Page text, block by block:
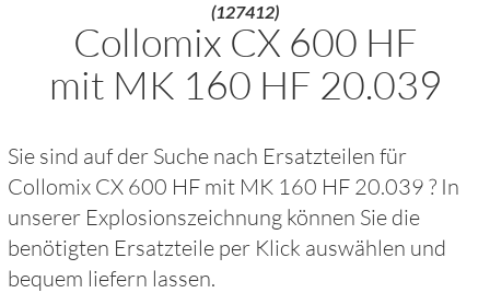
(127412)
Collomix CX 600 HF
mit MK 160 HF 20.039
Sie sind auf der Suche nach Ersatzteilen für
Collomix CX 600 HF mit MK 160 HF 20.039? In
unserer Explosionszeichnung können Sie die
benötigten Ersatzteile per Klick auswählen und
bequem liefern lassen.